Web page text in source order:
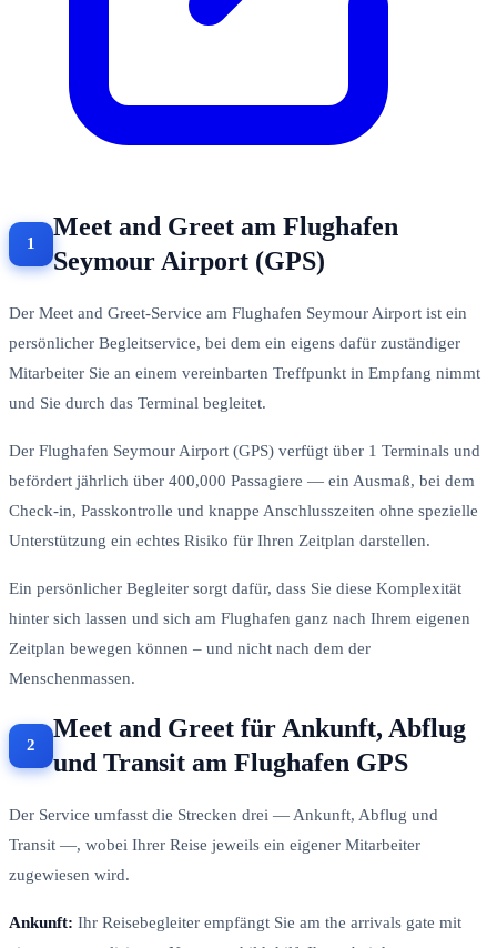
Meet and Greet am Flughafen
Seymour Airport (GPS)
Der Meet and Greet-Service am Flughafen Seymour Airport ist ein
persönlicher Begleitservice, bei dem ein eigens dafür zuständiger
Mitarbeiter Sie an einem vereinbarten Treffpunkt in Empfang nimmt
und Sie durch das Terminal begleitet.
Der Flughafen Seymour Airport (GPS) verfügt über 1 Terminals und
befördert jährlich über 400,000 Passagiere — ein Ausmaß, bei dem
Check-in, Passkontrolle und knappe Anschlusszeiten ohne spezielle
Unterstützung ein echtes Risiko für Ihren Zeitplan darstellen.
Ein persönlicher Begleiter sorgt dafür, dass Sie diese Komplexität
hinter sich lassen und sich am Flughafen ganz nach Ihrem eigenen
Zeitplan bewegen können – und nicht nach dem der
Menschenmassen.
Meet and Greet für Ankunft, Abflug
und Transit am Flughafen GPS
Der Service umfasst die Strecken drei — Ankunft, Abflug und
Transit —, wobei Ihrer Reise jeweils ein eigener Mitarbeiter
zugewiesen wird.
Ankunft: Ihr Reisebegleiter empfängt Sie am the arrivals gate mit